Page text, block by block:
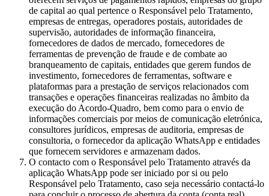
de capital ao qual pertence o Responsável pelo Tratamento,
empresas de entregas, operadores postais, autoridades de
supervisão, autoridades de informação financeira,
fornecedores de dados de mercado, fornecedores de
ferramentas de prevenção de fraude e de combate ao
branqueamento de capitais, entidades que gerem fundos de
investimento, fornecedores de ferramentas, software e
plataformas para a prestação de serviços relacionados com
transações e operações financeiras realizadas no âmbito da
execução do Acordo-Quadro, bem como para o envio de
informações comerciais por meios de comunicação eletrónica,
consultores jurídicos, empresas de auditoria, empresas de
consultoria, o fornecedor da aplicação WhatsApp e entidades
que fornecem servidores e armazenam dados.
O contacto com o Responsável pelo Tratamento através da
aplicação WhatsApp pode ser iniciado por si ou pelo
Responsável pelo Tratamento, caso seja necessário contactá-lo